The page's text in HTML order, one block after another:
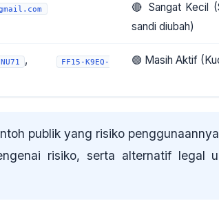
🔴 Sangat Kecil
sandi diubah)
, FF15-K9EQ- 🟢 Masih Aktif
publik yang risiko
risiko, serta alternatif legal